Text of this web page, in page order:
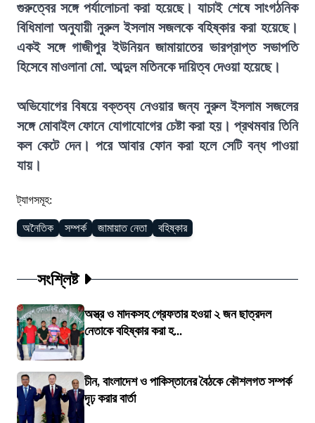
গুরুত্বের সঙ্গে পর্যালোচনা করা হয়েছে। যাচাই শেষে সাংগঠনিক
বিধিমালা অনুযায়ী নুরুল ইসলাম সজলকে বহিষ্কার করা হয়েছে।
একই সঙ্গে গাজীপুর ইউনিয়ন জামায়াতের ভারপ্রাপ্ত সভাপতি
হিসেবে মাওলানা মো. আব্দুল মতিনকে দায়িত্ব দেওয়া হয়েছে।
অভিযোগের বিষয়ে বক্তব্য নেওয়ার জন্য নুরুল ইসলাম সজলের
সঙ্গে মোবাইল ফোনে যোগাযোগের চেষ্টা করা হয়। প্রথমবার তিনি
কল কেটে দেন। পরে আবার ফোন করা হলে সেটি বন্ধ পাওয়া
যায়।
ট্যাগসমূহ:
অনৈতিক সম্পর্ক জামায়াত নেতা বহিষ্কার
সংশ্লিষ্ট
অস্ত্র ও মাদকসহ গ্রেফতার হওয়া ২ জন ছাত্রদল
নেতাকে বহিষ্কার করা হ...
চীন, বাংলাদেশ ও পাকিস্তানের বৈঠকে কৌশলগত সম্পর্ক
দৃঢ় করার বার্তা